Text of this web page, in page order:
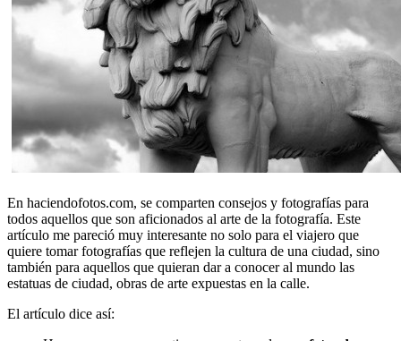
En haciendofotos.com, se comparten consejos y fotografías para
todos aquellos que son aficionados al arte de la fotografía. Este
artículo me pareció muy interesante no solo para el viajero que
quiere tomar fotografías que reflejen la cultura de una ciudad, sino
también para aquellos que quieran dar a conocer al mundo las
estatuas de ciudad, obras de arte expuestas en la calle.
El artículo dice así: